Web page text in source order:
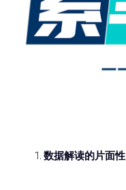
数据解读的片面性